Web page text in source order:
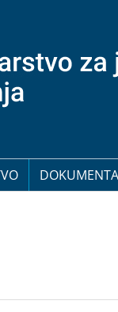
DOKUMENTA